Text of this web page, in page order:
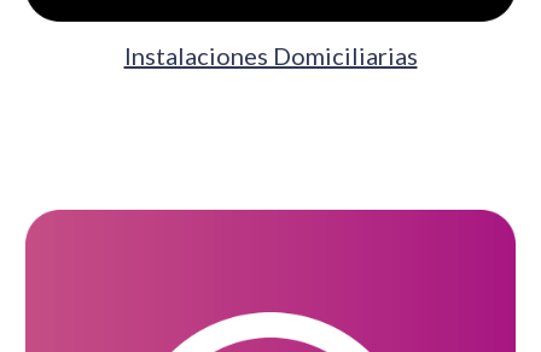
Instalaciones Domiciliarias